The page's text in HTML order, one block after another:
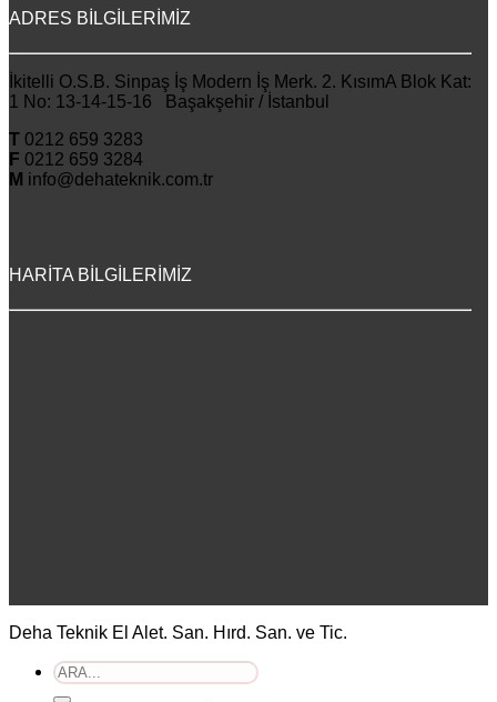
ADRES BİLGİLERİMİZ
İkitelli O.S.B. Sinpaş İş Modern İş Merk. 2. KısımA Blok Kat:
1 No: 13-14-15-16 Başakşehir / İstanbul
T 0212 659 3283
F 0212 659 3284
M info@dehateknik.com.tr
HARİTA BİLGİLERİMİZ
Deha Teknik El Alet. San. Hırd. San. ve Tic.
Ara: